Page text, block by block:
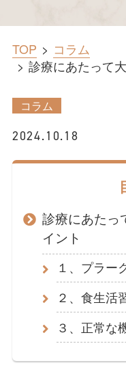
TOP
コラム
診療にあたって
コラム
2024.10.18
診療にあたっ
イント
１、プラー
２、食生活
３、正常な